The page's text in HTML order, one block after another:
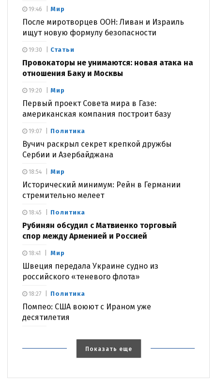
Мир
После миротворцев ООН: Ливан и Израиль
ищут новую формулу безопасности
19:46
Статьи
Провокаторы не унимаются: новая атака на
отношения Баку и Москвы
19:30
Мир
Первый проект Совета мира в Газе:
американская компания построит базу
19:20
Политика
Вучич раскрыл секрет крепкой дружбы
Сербии и Азербайджана
19:07
Мир
Исторический минимум: Рейн в Германии
стремительно мелеет
18:54
Политика
Рубинян обсудил с Матвиенко торговый
спор между Арменией и Россией
18:45
Мир
Швеция передала Украине судно из
российского «теневого флота»
18:41
Политика
Помпео: США воюют с Ираном уже
десятилетия
18:27
Показать еще